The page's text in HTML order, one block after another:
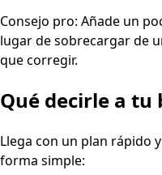
Consejo pro: Añade un
lugar de sobrecargar de
que corregir.
Qué decirle a tu
Llega con un plan rápido
forma simple: